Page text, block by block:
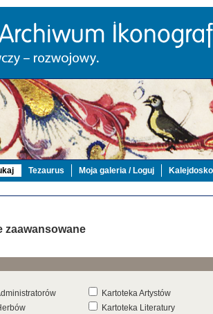
Tezaurus Moja galeria / Loguj
zaawansowane
Kartoteka Artystów
Kartoteka Literatury